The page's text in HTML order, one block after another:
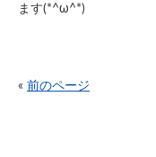
ます(*^ω^*)
« 前のページ